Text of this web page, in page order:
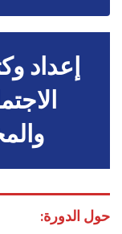
إعداد
حول الدورة: